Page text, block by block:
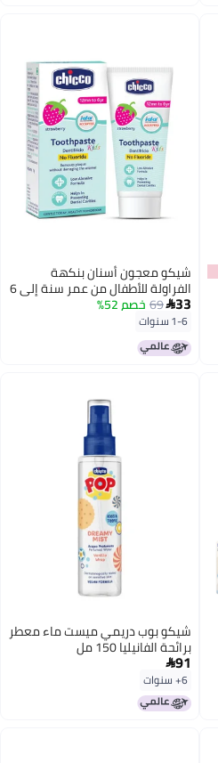
شيكو معجون أسنان بنكهة
الفراولة للأطفال من عمر سنة إلى 6
سنوات، خالي من الفلورايد والمواد
جرام)
33
69 خصم 52%
1-6 سنوات
شيكو بوب دريمي ميست ماء معطر
برائحة الفانيليا 150 مل
91
6+ سنوات